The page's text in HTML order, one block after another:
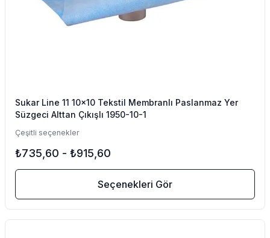
Sukar Line 11 10x10 Tekstil Membranlı Paslanmaz Yer
Süzgeci Alttan Çıkışlı 1950-10-1
Çeşitli seçenekler
₺735,60 - ₺915,60
Seçenekleri Gör